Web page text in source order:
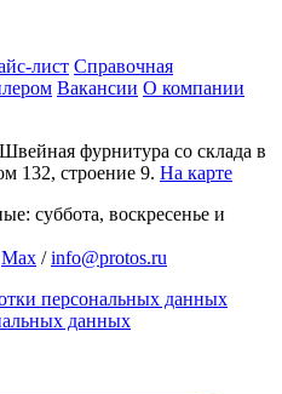
лист Справочная
Вакансии О компании
Швейная фурнитура со склада в
132, строение 9. На карте
суббота, воскресенье и
Max /info@protos.ru
персональных данных
данных